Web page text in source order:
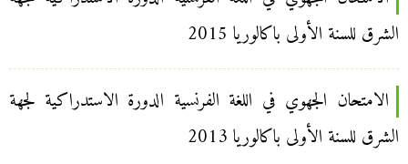
الشرق للسنة الأولى باكالوريا 2015
الامتحان الجهوي في اللغة الفرنسية الدورة الاستدراكية لجهة
الشرق للسنة الأولى باكالوريا 2013